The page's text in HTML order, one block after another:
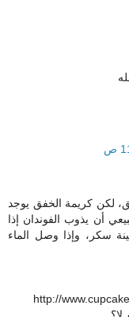
لكن كريمة الخفق يوجد
أن يذوب الفوندان إذا
سكر، وإذا وصل الماء
http://